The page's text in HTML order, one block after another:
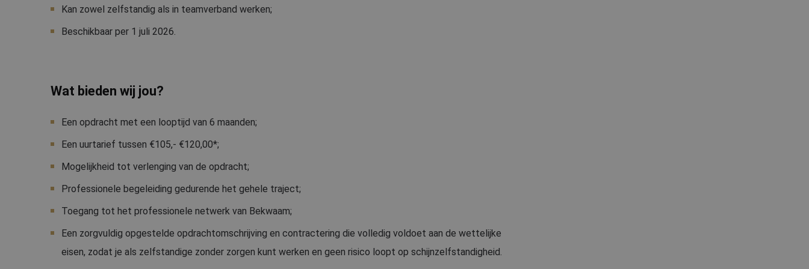
Kan zowel zelfstandig als in teamverband werken;
Beschikbaar per 1 juli 2026.
Wat bieden wij jou?
Een opdracht met een looptijd van 6 maanden;
Een uurtarief tussen €105,- €120,00*;
Mogelijkheid tot verlenging van de opdracht;
Professionele begeleiding gedurende het gehele traject;
Toegang tot het professionele netwerk van Bekwaam;
Een zorgvuldig opgestelde opdrachtomschrijving en contractering die volledig voldoet aan de wettelijke
eisen, zodat je als zelfstandige zonder zorgen kunt werken en geen risico loopt op schijnzelfstandigheid.